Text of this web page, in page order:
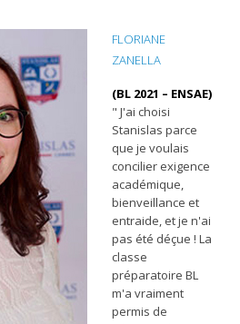
FLORIANE
ZANELLA
(BL 2021 – ENSAE)
" J'ai choisi
Stanislas parce
que je voulais
concilier exigence
académique,
bienveillance et
entraide, et je n'ai
pas été déçue ! La
classe
préparatoire BL
m'a vraiment
permis de